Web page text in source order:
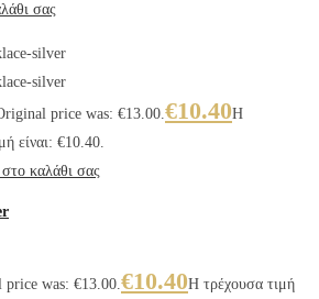
σας
price was: €13.00.€10.40Η
είναι: €10.40.
καλάθι σας
price was: €13.00.€10.40Η τρέχουσα τιμή